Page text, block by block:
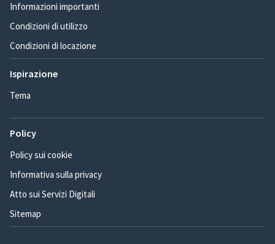
Informazioni importanti
Condizioni di utilizzo
Condizioni di locazione
Ispirazione
Tema
Policy
Policy sui cookie
Informativa sulla privacy
Atto sui Servizi Digitali
Sitemap